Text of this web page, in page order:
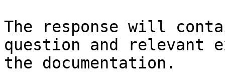
The response will
question and relevant
the documentation.